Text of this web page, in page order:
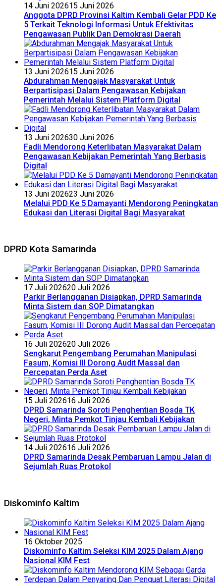
14 Juni 202615 Juni 2026
Anggota DPRD Provinsi Kaltim Kembali Gelar PDD Ke
5 Terkait Teknologi Informasi Untuk Efektivitas
Pengawasan Publik Dan Demokrasi Daerah
13 Juni 202615 Juni 2026
Abdurahman Mengajak Masyarakat Untuk
Berpartisipasi Dalam Pengawasan Kebijakan
Pemerintah Melalui Sistem Platform Digital
13 Juni 202630 Juni 2026
Fadli Mendorong Keterlibatan Masyarakat Dalam
Pengawasan Kebijakan Pemerintah Yang Berbasis
Digital
13 Juni 202623 Juni 2026
Melalui PDD Ke 5 Damayanti Mendorong Peningkatan
Edukasi dan Literasi Digital Bagi Masyarakat
DPRD Kota Samarinda
17 Juli 202620 Juli 2026
Parkir Berlangganan Disiapkan, DPRD Samarinda
Minta Sistem dan SOP Dimatangkan
16 Juli 202620 Juli 2026
Sengkarut Pengembang Perumahan Manipulasi
Fasum, Komisi III Dorong Audit Massal dan
Percepatan Perda Aset
15 Juli 202616 Juli 2026
DPRD Samarinda Soroti Penghentian Bosda TK
Negeri, Minta Pemkot Tinjau Kembali Kebijakan
14 Juli 202616 Juli 2026
DPRD Samarinda Desak Pembaruan Lampu Jalan di
Sejumlah Ruas Protokol
Diskominfo Kaltim
16 Oktober 2025
Diskominfo Kaltim Seleksi KIM 2025 Dalam Ajang
Nasional KIM Fest